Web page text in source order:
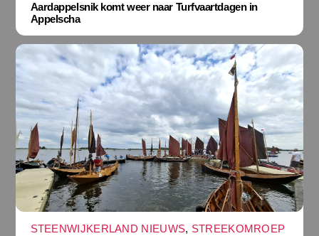
Aardappelsnik komt weer naar Turfvaartdagen in
Appelscha
STEENWIJKERLAND NIEUWS, STREEKOMROEP